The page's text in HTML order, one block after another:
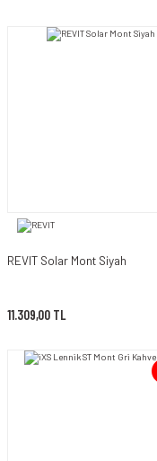
REVIT Solar Mont Siyah
11.309,00 TL